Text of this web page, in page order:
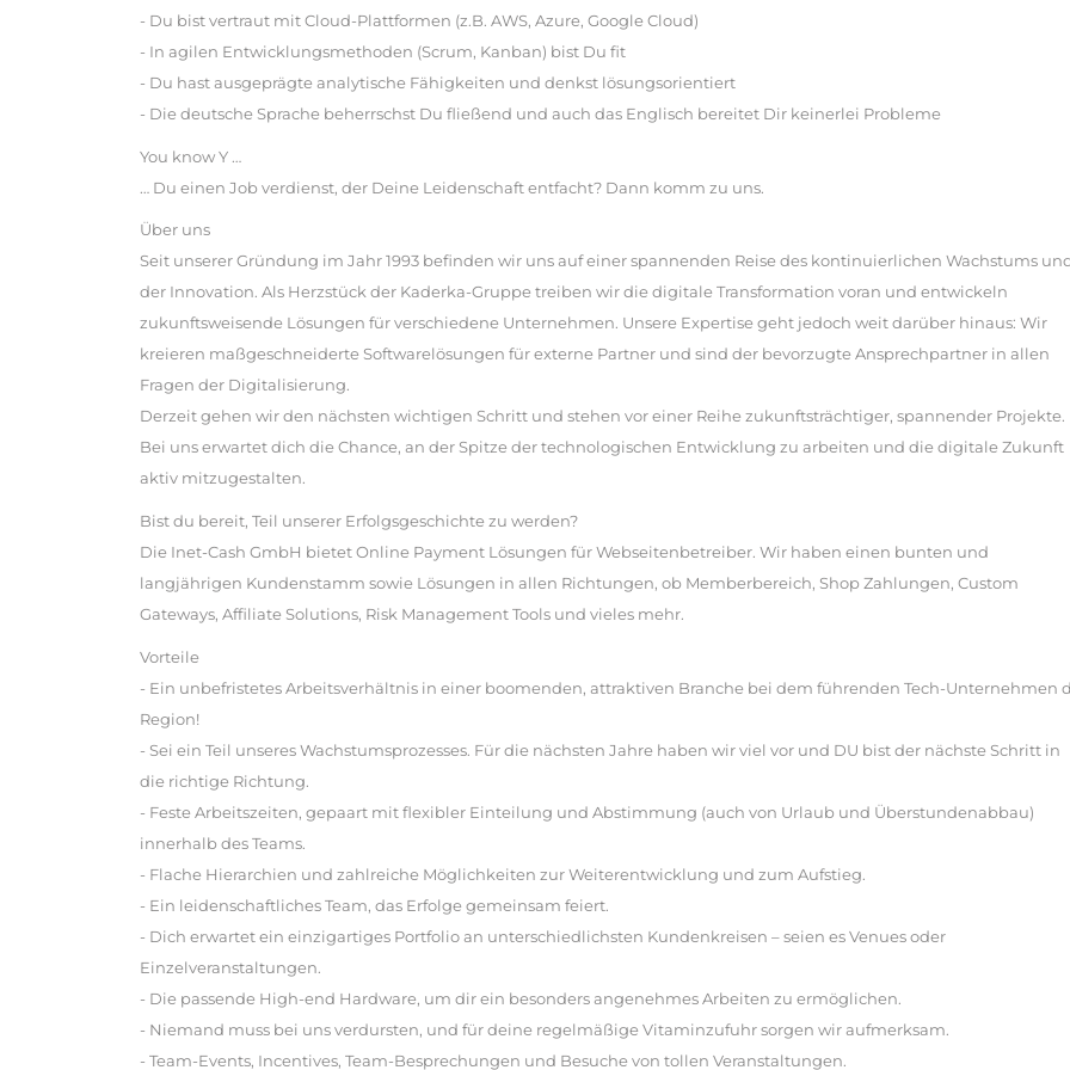
- Du bist vertraut mit Cloud-Plattformen (z.B. AWS, Azure, Google Cloud)
- In agilen Entwicklungsmethoden (Scrum, Kanban) bist Du fit
- Du hast ausgeprägte analytische Fähigkeiten und denkst lösungsorientiert
- Die deutsche Sprache beherrschst Du fließend und auch das Englisch bereitet Dir keinerlei Probleme
You know Y …
… Du einen Job verdienst, der Deine Leidenschaft entfacht? Dann komm zu uns.
Über uns
Seit unserer Gründung im Jahr 1993 befinden wir uns auf einer spannenden Reise des kontinuierlichen Wachstums
der Innovation. Als Herzstück der Kaderka-Gruppe treiben wir die digitale Transformation voran und entwickeln
zukunftsweisende Lösungen für verschiedene Unternehmen. Unsere Expertise geht jedoch weit darüber hinaus: Wir
kreieren maßgeschneiderte Softwarelösungen für externe Partner und sind der bevorzugte Ansprechpartner in allen
Fragen der Digitalisierung.
Derzeit gehen wir den nächsten wichtigen Schritt und stehen vor einer Reihe zukunftsträchtiger, spannender Projekte.
Bei uns erwartet dich die Chance, an der Spitze der technologischen Entwicklung zu arbeiten und die digitale Zukunft
aktiv mitzugestalten.
Bist du bereit, Teil unserer Erfolgsgeschichte zu werden?
Die Inet-Cash GmbH bietet Online Payment Lösungen für Webseitenbetreiber. Wir haben einen bunten und
langjährigen Kundenstamm sowie Lösungen in allen Richtungen, ob Memberbereich, Shop Zahlungen, Custom
Gateways, Affiliate Solutions, Risk Management Tools und vieles mehr.
Vorteile
- Ein unbefristetes Arbeitsverhältnis in einer boomenden, attraktiven Branche bei dem führenden Tech-Unternehmen
Region!
- Sei ein Teil unseres Wachstumsprozesses. Für die nächsten Jahre haben wir viel vor und DU bist der nächste Schritt in
die richtige Richtung.
- Feste Arbeitszeiten, gepaart mit flexibler Einteilung und Abstimmung (auch von Urlaub und Überstundenabbau)
innerhalb des Teams.
- Flache Hierarchien und zahlreiche Möglichkeiten zur Weiterentwicklung und zum Aufstieg.
- Ein leidenschaftliches Team, das Erfolge gemeinsam feiert.
- Dich erwartet ein einzigartiges Portfolio an unterschiedlichsten Kundenkreisen – seien es Venues oder
Einzelveranstaltungen.
- Die passende High-end Hardware, um dir ein besonders angenehmes Arbeiten zu ermöglichen.
- Niemand muss bei uns verdursten, und für deine regelmäßige Vitaminzufuhr sorgen wir aufmerksam.
- Team-Events, Incentives, Team-Besprechungen und Besuche von tollen Veranstaltungen.